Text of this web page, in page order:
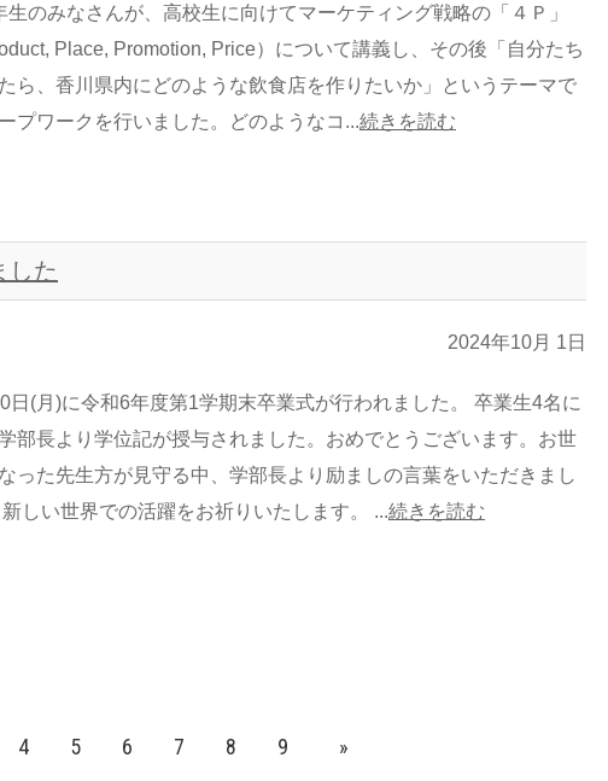
生のみなさんが、高校生に向けてマーケティング戦略の「４Ｐ」
Place, Promotion, Price）について講義し、その後「自分たち
ら、香川県内にどのような飲食店を作りたいか」というテーマで
プワークを行いました。どのようなコ...続きを読む
した
2024年10月 1日
日(月)に令和6年度第1学期末卒業式が行われました。 卒業生4名に
部長より学位記が授与されました。おめでとうございます。お世
った先生方が見守る中、学部長より励ましの言葉をいただきまし
しい世界での活躍をお祈りいたします。 ...続きを読む
4 5 6 7 8 9 »